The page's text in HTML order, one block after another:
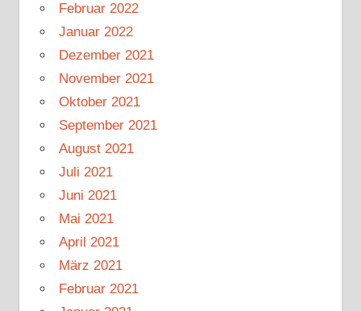
Februar 2022
Januar 2022
Dezember 2021
November 2021
Oktober 2021
September 2021
August 2021
Juli 2021
Juni 2021
Mai 2021
April 2021
März 2021
Februar 2021